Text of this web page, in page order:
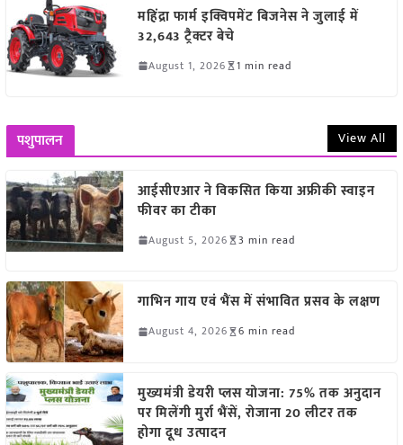
महिंद्रा फार्म इक्विपमेंट बिजनेस ने जुलाई में
32,643 ट्रैक्टर बेचे
August 1, 2026 1 min read
पशुपालन View All
आईसीएआर ने विकसित किया अफ्रीकी स्वाइन
फीवर का टीका
August 5, 2026 3 min read
गाभिन गाय एवं भैंस में संभावित प्रसव के लक्षण
August 4, 2026 6 min read
मुख्यमंत्री डेयरी प्लस योजना: 75% तक अनुदान
पर मिलेंगी मुर्रा भैंसें, रोजाना 20 लीटर तक
होगा दूध उत्पादन